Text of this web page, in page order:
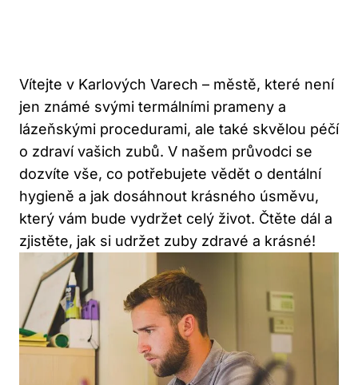
Vítejte v Karlových Varech – městě, které není
jen známé svými termálními prameny a
lázeňskými procedurami, ale také skvělou péčí
o zdraví vašich zubů. V našem průvodci se
dozvíte vše, co potřebujete vědět o dentální
hygieně a jak dosáhnout krásného úsměvu,
který vám bude vydržet celý život. Čtěte dál a
zjistěte, jak si udržet zuby zdravé a krásné!